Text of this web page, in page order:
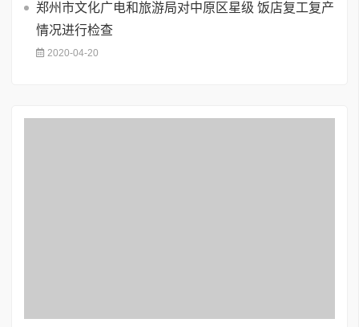
郑州市文化广电和旅游局对中原区星级 饭店复工复产
情况进行检查
2020-04-20